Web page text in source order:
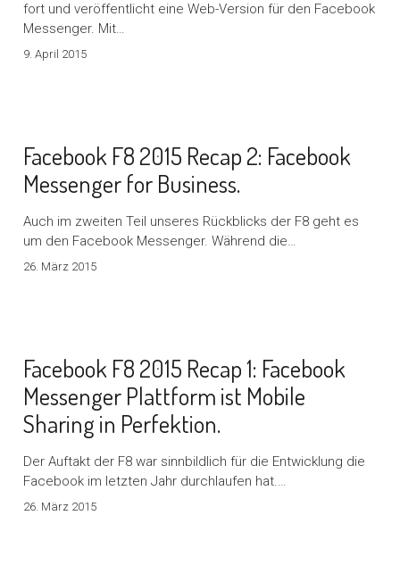
fort und veröffentlicht eine Web-Version für den Facebook
Messenger. Mit…
9. April 2015
Facebook F8 2015 Recap 2: Facebook
Messenger for Business.
Auch im zweiten Teil unseres Rückblicks der F8 geht es
um den Facebook Messenger. Während die…
26. März 2015
Facebook F8 2015 Recap 1: Facebook
Messenger Plattform ist Mobile
Sharing in Perfektion.
Der Auftakt der F8 war sinnbildlich für die Entwicklung die
Facebook im letzten Jahr durchlaufen hat.…
26. März 2015